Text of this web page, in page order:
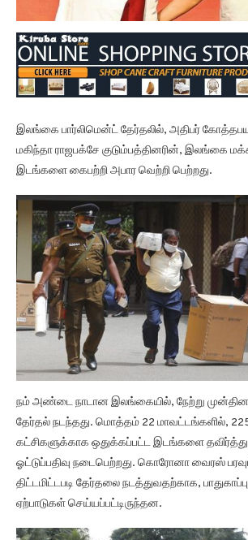
இலங்கை பார்லிமென்ட் தேர்தலில், அதிபர்
மகிந்தா ராஜபக்சே குடும்பத்தினரின், இலங்கை
இடங்களை கைபற்றி அபார வெற்றி பெற்றது.
நம் அண்டை நாடான இலங்கையில், நேற்று
தேர்தல் நடந்தது. மொத்தம் 22 மாவட்டங்களில்,
கட்சிகளுக்காக ஒதுக்கப்பட்ட இடங்களை
ஓட்டுப்பதிவு நடைபெற்றது. கொரோனா வைரஸ்
திட்டமிட்டபடி தேர்தலை நடத்துவதற்காக,
ஏற்பாடுகள் செய்யப்பட்டிருந்தன.